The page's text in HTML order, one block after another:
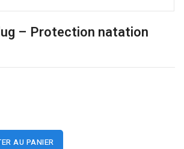
– Protection natation
AU PANIER